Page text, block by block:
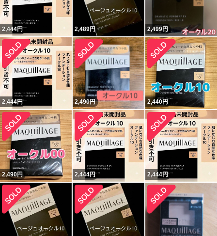
2,444円 2,489円 2,499円
2,444円 2,490円 2,440円
2,490円 2,444円 2,444円